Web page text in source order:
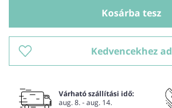
Kosárba tesz
Kedvencekhez ad
Várható szállítási idő:
aug. 8. - aug. 14.